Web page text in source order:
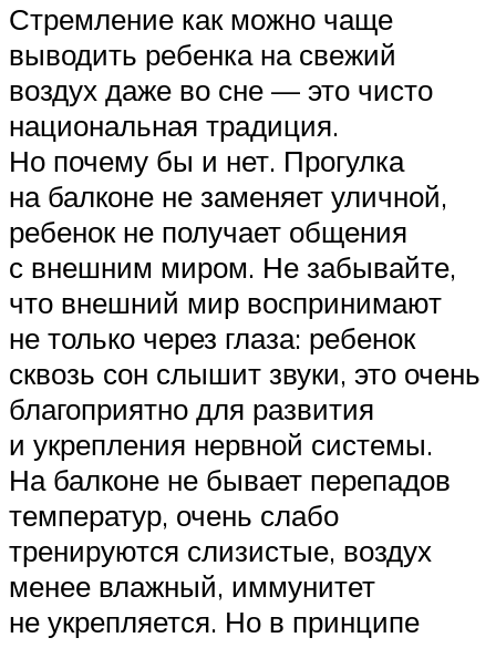
Стремление как можно чаще
выводить ребенка на свежий
воздух даже во сне — это чисто
национальная традиция.
Но почему бы и нет. Прогулка
на балконе не заменяет уличной,
ребенок не получает общения
с внешним миром. Не забывайте,
что внешний мир воспринимают
не только через глаза: ребенок
сквозь сон слышит звуки, это очень
благоприятно для развития
и укрепления нервной системы.
На балконе не бывает перепадов
температур, очень слабо
тренируются слизистые, воздух
менее влажный, иммунитет
не укрепляется. Но в принципе